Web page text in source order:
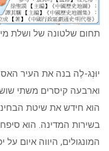
תחום שלטונה של ושלת
יוּנְג-לֶה בנה את העיר
וארבעה קיסרים משתי
הוא חידש את שיטת
בשירות המדינה. הוא
המונגולים, היווה איום